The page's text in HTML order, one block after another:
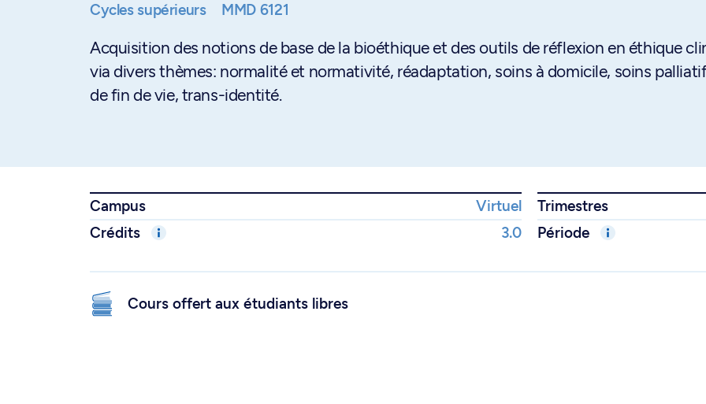
Cycles supérieurs MMD 6121
Acquisition des notions de base de la bioéthique et des outils de réflexion en éthique
via divers thèmes: normalité et normativité, réadaptation, soins à domicile, soins
de fin de vie, trans-identité.
Campus Virtuel Trimestres
Crédits
3.0 Période
Cours offert aux étudiants libres